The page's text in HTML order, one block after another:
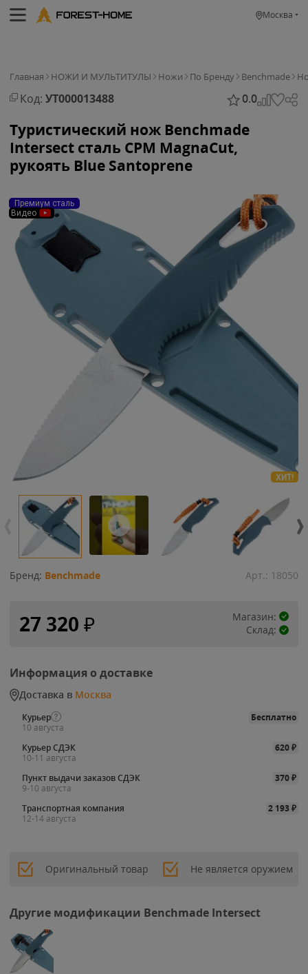
Москва
Главная НОЖИ И МУЛЬТИТУЛЫ Ножи По Бренду Benchmade
Код: УТ000013488 0.0
Туристический нож Benchmade
Intersect сталь CPM MagnaCut,
рукоять Blue Santoprene
Премиум сталь
Видео
ХИТ!
Бренд: Benchmade Арт.: 18050
27 320 ₽
Магазин:
Склад:
Информация о доставке
Доставка в Москва
Курьер
Бесплатно
10 августа
Курьер СДЭК
620₽
10-11 августа
Пункт выдачи заказов СДЭК
370₽
9-10 августа
Транспортная компания
2 193₽
12-14 августа
Оригинальный товар Не является оружием
Другие модификации Benchmade Intersect